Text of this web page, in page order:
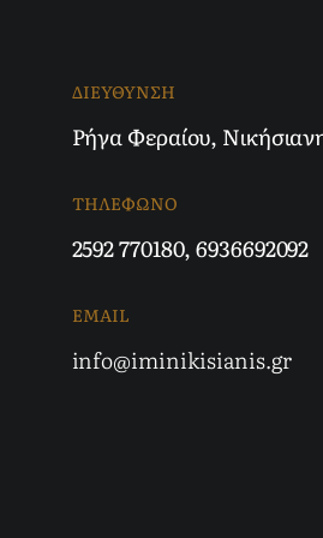
ΔΙΕΥΘΥΝΣΗ
Ρήγα Φεραίου,
ΤΗΛΕΦΩΝΟ
2592 770180,6936692092
EMAIL
info@iminikisianis.gr